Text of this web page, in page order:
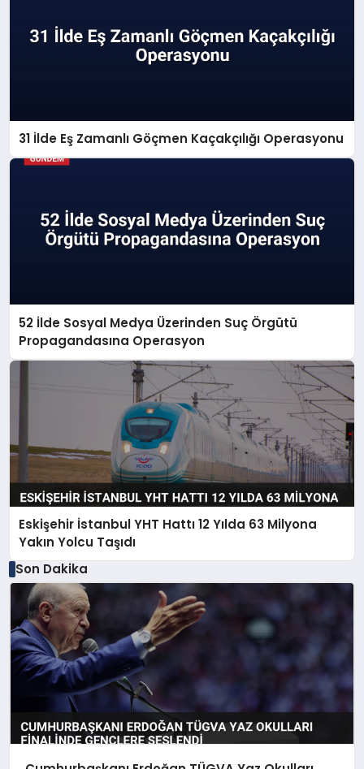
31 İlde Eş Zamanlı Göçmen Kaçakçılığı Operasyonu
52 İlde Sosyal Medya Üzerinden Suç Örgütü
Propagandasına Operasyon
Eskişehir İstanbul YHT Hattı 12 Yılda 63 Milyona
Yakın Yolcu Taşıdı
Son Dakika